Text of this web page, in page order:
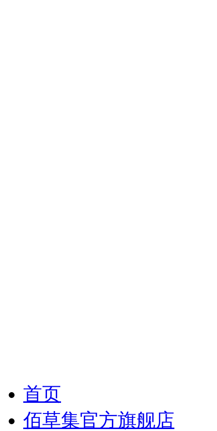
首页
佰草集官方旗舰店